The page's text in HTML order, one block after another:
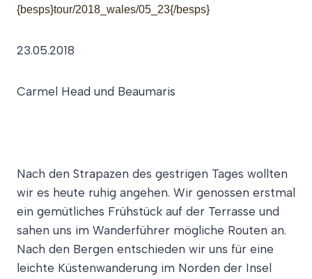
{besps}tour/2018_wales/05_23{/besps}
23.05.2018
Carmel Head und Beaumaris
Nach den Strapazen des gestrigen Tages wollten
wir es heute ruhig angehen. Wir genossen erstmal
ein gemütliches Frühstück auf der Terrasse und
sahen uns im Wanderführer mögliche Routen an.
Nach den Bergen entschieden wir uns für eine
leichte Küstenwanderung im Norden der Insel